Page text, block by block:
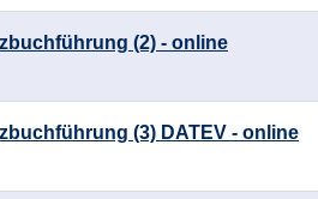
(2) - online
(3) DATEV - online